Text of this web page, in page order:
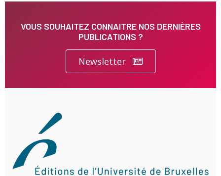
VOUS SOUHAITEZ CONNAITRE NOS DERNIÈRES
PUBLICATIONS ?
Newsletter